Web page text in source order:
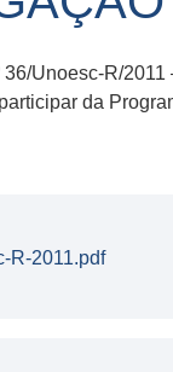
Unoesc-R/
da
R-2011.pdf